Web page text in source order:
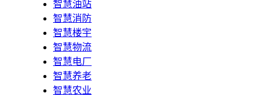
智慧油站
智慧消防
智慧楼宇
智慧物流
智慧电厂
智慧养老
智慧农业